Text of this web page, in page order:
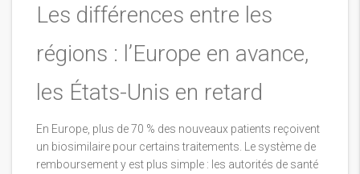
Les différences entre les
régions : l’Europe en avance,
les États-Unis en retard
En Europe, plus de 70 % des nouveaux patients reçoivent
un biosimilaire pour certains traitements. Le système de
remboursement y est plus simple : les autorités de santé